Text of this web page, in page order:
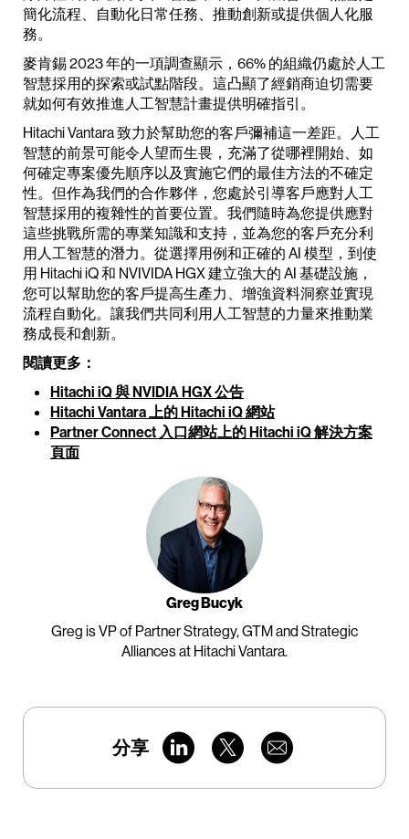
簡化流程、自動化日常任務、推動創新或提供個人化服
務。
麥肯錫 2023 年的一項調查顯示，66% 的組織仍處於人工
智慧採用的探索或試點階段。這凸顯了經銷商迫切需要
就如何有效推進人工智慧計畫提供明確指引。
Hitachi Vantara 致力於幫助您的客戶彌補這一差距。人工
智慧的前景可能令人望而生畏，充滿了從哪裡開始、如
何確定專案優先順序以及實施它們的最佳方法的不確定
性。但作為我們的合作夥伴，您處於引導客戶應對人工
智慧採用的複雜性的首要位置。我們隨時為您提供應對
這些挑戰所需的專業知識和支持，並為您的客戶充分利
用人工智慧的潛力。從選擇用例和正確的 AI 模型，到使
用 Hitachi iQ 和 NVIVIDA HGX 建立強大的 AI 基礎設施，
您可以幫助您的客戶提高生產力、增強資料洞察並實現
流程自動化。讓我們共同利用人工智慧的力量來推動業
務成長和創新。
閱讀更多：
Hitachi iQ 與 NVIDIA HGX 公告
Hitachi Vantara 上的 Hitachi iQ 網站
Partner Connect 入口網站上的 Hitachi iQ 解決方案
頁面
Greg Bucyk
Greg is VP of Partner Strategy, GTM and Strategic
Alliances at Hitachi Vantara.
分享